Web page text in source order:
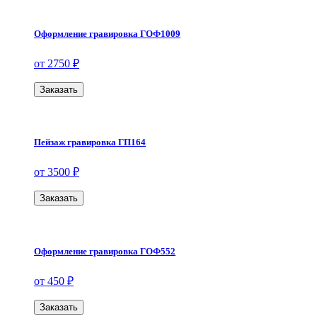
Оформление гравировка ГОФ1009
от 2750 ₽
Заказать
Пейзаж гравировка ГП164
от 3500 ₽
Заказать
Оформление гравировка ГОФ552
от 450 ₽
Заказать